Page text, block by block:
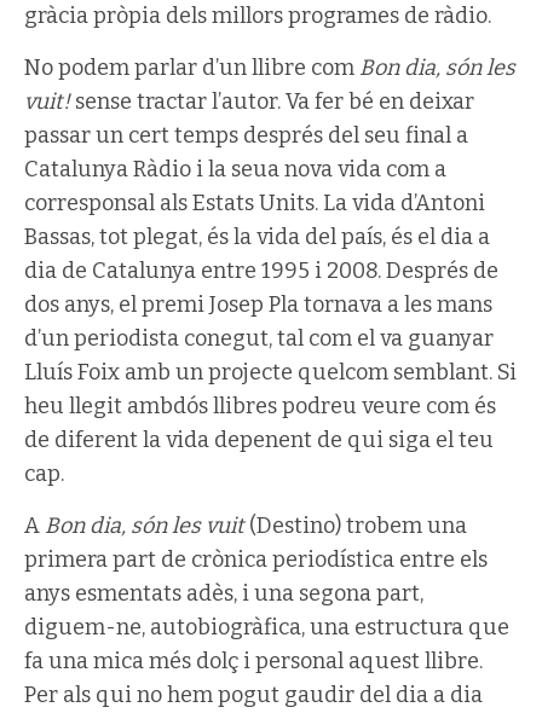
gràcia pròpia dels millors programes de ràdio.
No podem parlar d’un llibre com Bon dia, són les
vuit!sense tractar l’autor. Va fer bé en deixar
passar un cert temps després del seu final a
Catalunya Ràdio i la seua nova vida com a
corresponsal als Estats Units. La vida d’Antoni
Bassas, tot plegat, és la vida del país, és el dia a
dia de Catalunya entre 1995 i 2008. Després de
dos anys, el premi Josep Pla tornava a les mans
d’un periodista conegut, tal com el va guanyar
Lluís Foix amb un projecte quelcom semblant. Si
heu llegit ambdós llibres podreu veure com és
de diferent la vida depenent de qui siga el teu
cap.
A Bon dia, són les vuit(Destino) trobem una
primera part de crònica periodística entre els
anys esmentats adès, i una segona part,
diguem-ne, autobiogràfica, una estructura que
fa una mica més dolç i personal aquest llibre.
Per als qui no hem pogut gaudir del dia a dia